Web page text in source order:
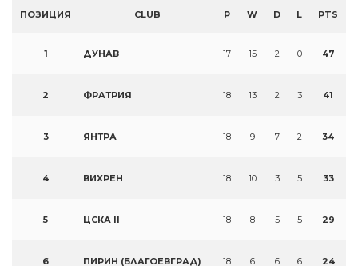
ПОЗИЦИЯ CLUB P W D L PTS
1 ДУНАВ 17 15 2 0 47
2 ФРАТРИЯ 18 13 2 3 41
3 ЯНТРА 18 9 7 2 34
4 ВИХРЕН 18 10 3 5 33
5 ЦСКА II 18 8 5 5 29
6 ПИРИН (БЛАГОЕВГРАД) 18 6 6 6 24